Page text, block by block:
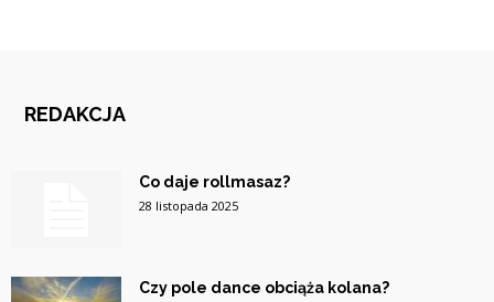
REDAKCJA
Co daje rollmasaz?
28 listopada 2025
Czy pole dance obciąża kolana?